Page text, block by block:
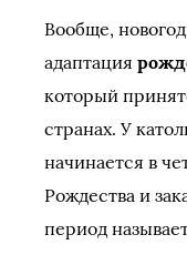
Вообще,
адаптация
который
странах. У
начинается в
Рождества и
период